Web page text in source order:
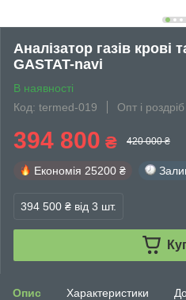
Аналізатор газів крові
GASTAT-navi
В наявності
Код: termed-019
Опт і роздріб
394 800 ₴ 420 000 ₴
Економія 25200 ₴
394 500 ₴ від 3 шт.
Опис Характеристики